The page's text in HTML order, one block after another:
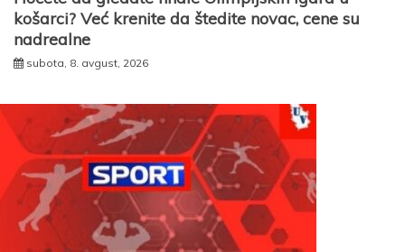
košarci? Već krenite da štedite novac, cene su
nadrealne
subota, 8. avgust, 2026